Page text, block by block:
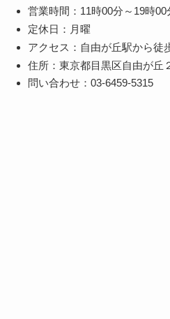
営業時間：11時00分～19時00
定休日：月曜
アクセス：自由が丘駅から徒
住所：東京都目黒区自由が丘
問い合わせ：03-6459-5315